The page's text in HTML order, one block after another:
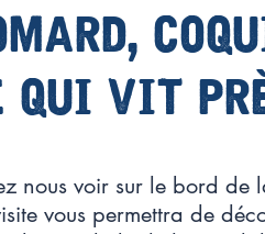
qui vit
nous voir sur le bord de
vous permettra de